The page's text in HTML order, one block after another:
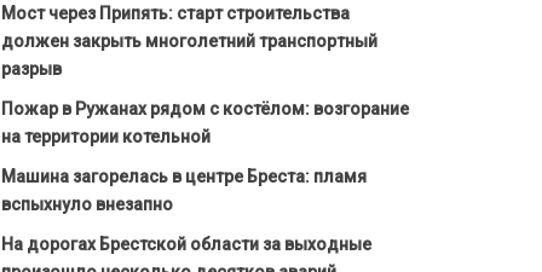
Мост через Припять: старт строительства
должен закрыть многолетний транспортный
разрыв
Пожар в Ружанах рядом с костёлом: возгорание
на территории котельной
Машина загорелась в центре Бреста: пламя
вспыхнуло внезапно
На дорогах Брестской области за выходные